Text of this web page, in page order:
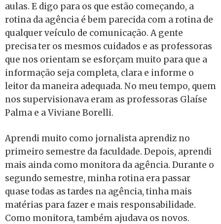
aulas. E digo para os que estão começando, a
rotina da agência é bem parecida com a rotina de
qualquer veículo de comunicação. A gente
precisa ter os mesmos cuidados e as professoras
que nos orientam se esforçam muito para que a
informação seja completa, clara e informe o
leitor da maneira adequada. No meu tempo, quem
nos supervisionava eram as professoras Glaíse
Palma e a Viviane Borelli.
Aprendi muito como jornalista aprendiz no
primeiro semestre da faculdade. Depois, aprendi
mais ainda como monitora da agência. Durante o
segundo semestre, minha rotina era passar
quase todas as tardes na agência, tinha mais
matérias para fazer e mais responsabilidade.
Como monitora, também ajudava os novos.